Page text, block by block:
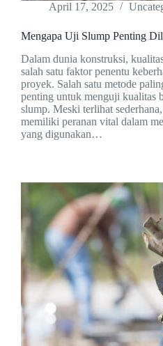
April 17, 2025
Mengapa Uji Slump Penting
Dalam dunia konstruksi,
salah satu faktor penentu
proyek. Salah satu metode
penting untuk menguji kualitas
slump. Meski terlihat
memiliki peranan vital dalam
yang digunakan…